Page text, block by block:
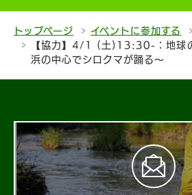
トップページ イベントに参加する
【協力】4/1 (土)13:30-：地球
浜の中心でシロクマが踊る〜